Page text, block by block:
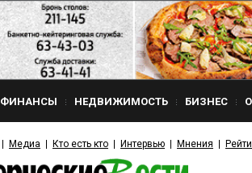
ФИНАНСЫ НЕДВИЖИМОСТЬ БИЗНЕС
Медиа Кто есть кто Интервью Мнения